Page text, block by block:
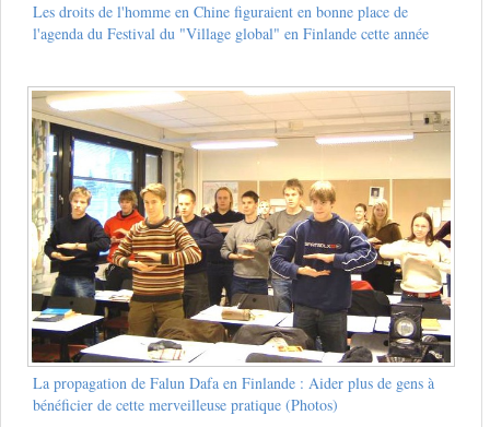
Les droits de l'homme en Chine figuraient en bonne place de
l'agenda du Festival du "Village global" en Finlande cette année
La propagation de Falun Dafa en Finlande : Aider plus de gens à
bénéficier de cette merveilleuse pratique (Photos)